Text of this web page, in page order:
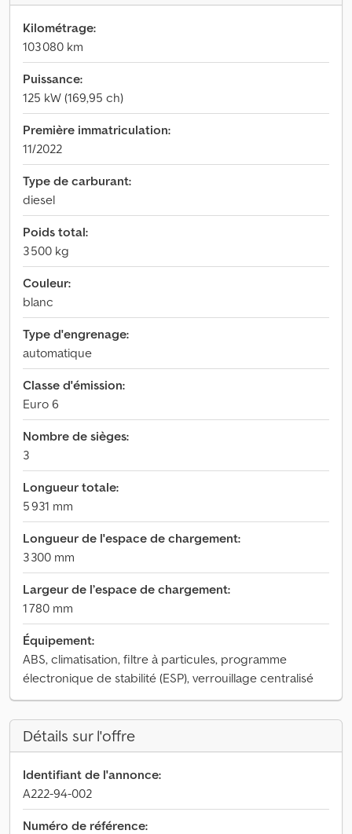
Kilométrage:
103 080 km
Puissance:
125 kW (169,95 ch)
Première immatriculation:
11/2022
Type de carburant:
diesel
Poids total:
3 500 kg
Couleur:
blanc
Type d'engrenage:
automatique
Classe d'émission:
Euro 6
Nombre de sièges:
3
Longueur totale:
5 931 mm
Longueur de l'espace de chargement:
3 300 mm
Largeur de l’espace de chargement:
1 780 mm
Équipement:
ABS, climatisation, filtre à particules, programme
électronique de stabilité (ESP), verrouillage centralisé
Détails sur l'offre
Identifiant de l'annonce:
A222-94-002
Numéro de référence: